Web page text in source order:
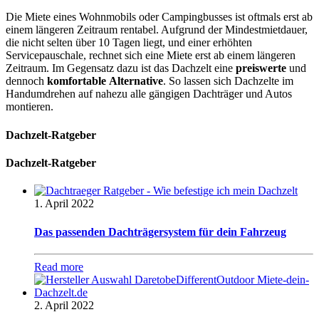
Die Miete eines Wohnmobils oder Campingbusses ist oftmals erst ab
einem längeren Zeitraum rentabel. Aufgrund der Mindestmietdauer,
die nicht selten über 10 Tagen liegt, und einer erhöhten
Servicepauschale, rechnet sich eine Miete erst ab einem längeren
Zeitraum. Im Gegensatz dazu ist das Dachzelt eine preiswerte und
dennoch komfortable Alternative. So lassen sich Dachzelte im
Handumdrehen auf nahezu alle gängigen Dachträger und Autos
montieren.
Dachzelt-Ratgeber
Dachzelt-Ratgeber
1. April 2022
Das passenden Dachträgersystem für dein Fahrzeug
Read more
2. April 2022